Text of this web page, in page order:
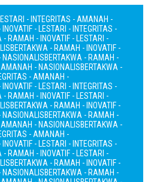
- INTEGRITAS - AMANAH -
- LESTARI - INTEGRITAS -
- RAMAH - INOVATIF - LESTARI -
BERTAKWA - RAMAH - INOVATIF -
NASIONALISBERTAKWA - RAMAH -
AMANAH - NASIONALISBERTAKWA -
- AMANAH -
- LESTARI - INTEGRITAS -
- RAMAH - INOVATIF - LESTARI -
BERTAKWA - RAMAH - INOVATIF -
NASIONALISBERTAKWA - RAMAH -
AMANAH - NASIONALISBERTAKWA -
- AMANAH -
- LESTARI - INTEGRITAS -
- RAMAH - INOVATIF - LESTARI -
BERTAKWA - RAMAH - INOVATIF -
NASIONALISBERTAKWA - RAMAH -